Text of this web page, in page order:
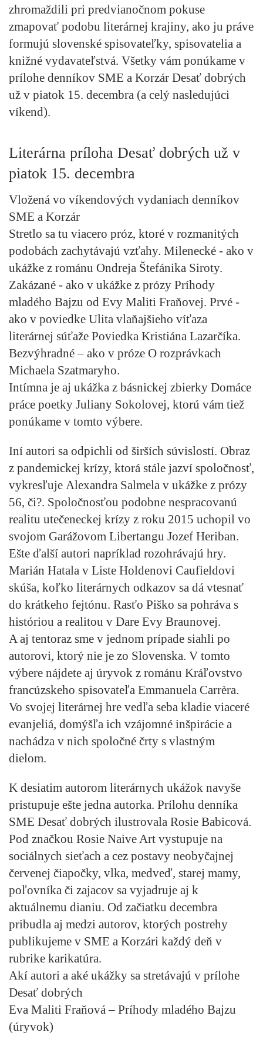
zhromaždili pri predvianočnom pokuse
zmapovať podobu literárnej krajiny, ako ju práve
formujú slovenské spisovateľky, spisovatelia a
knižné vydavateľstvá. Všetky vám ponúkame v
prílohe denníkov SME a Korzár Desať dobrých
už v piatok 15. decembra (a celý nasledujúci
víkend).
Literárna príloha Desať dobrých už v
piatok 15. decembra
Vložená vo víkendových vydaniach denníkov
SME a Korzár
Stretlo sa tu viacero próz, ktoré v rozmanitých
podobách zachytávajú vzťahy. Milenecké - ako v
ukážke z románu Ondreja Štefánika Siroty.
Zakázané - ako v ukážke z prózy Príhody
mladého Bajzu od Evy Maliti Fraňovej. Prvé -
ako v poviedke Ulita vlaňajšieho víťaza
literárnej súťaže Poviedka Kristiána Lazarčíka.
Bezvýhradné – ako v próze O rozprávkach
Michaela Szatmaryho.
Intímna je aj ukážka z básnickej zbierky Domáce
práce poetky Juliany Sokolovej, ktorú vám tiež
ponúkame v tomto výbere.
Iní autori sa odpichli od širších súvislostí. Obraz
z pandemickej krízy, ktorá stále jazví spoločnosť,
vykresľuje Alexandra Salmela v ukážke z prózy
56, či?. Spoločnosťou podobne nespracovanú
realitu utečeneckej krízy z roku 2015 uchopil vo
svojom Garážovom Libertangu Jozef Heriban.
Ešte ďalší autori napríklad rozohrávajú hry.
Marián Hatala v Liste Holdenovi Caufieldovi
skúša, koľko literárnych odkazov sa dá vtesnať
do krátkeho fejtónu. Rasťo Piško sa pohráva s
históriou a realitou v Dare Evy Braunovej.
A aj tentoraz sme v jednom prípade siahli po
autorovi, ktorý nie je zo Slovenska. V tomto
výbere nájdete aj úryvok z románu Kráľovstvo
francúzskeho spisovateľa Emmanuela Carrèra.
Vo svojej literárnej hre vedľa seba kladie viaceré
evanjeliá, domýšľa ich vzájomné inšpirácie a
nachádza v nich spoločné črty s vlastným
dielom.
K desiatim autorom literárnych ukážok navyše
pristupuje ešte jedna autorka. Prílohu denníka
SME Desať dobrých ilustrovala Rosie Babicová.
Pod značkou Rosie Naive Art vystupuje na
sociálnych sieťach a cez postavy neobyčajnej
červenej čiapočky, vlka, medveď, starej mamy,
poľovníka či zajacov sa vyjadruje aj k
aktuálnemu dianiu. Od začiatku decembra
pribudla aj medzi autorov, ktorých postrehy
publikujeme v SME a Korzári každý deň v
rubrike karikatúra.
Akí autori a aké ukážky sa stretávajú v prílohe
Desať dobrých
Eva Maliti Fraňová – Príhody mladého Bajzu
(úryvok)